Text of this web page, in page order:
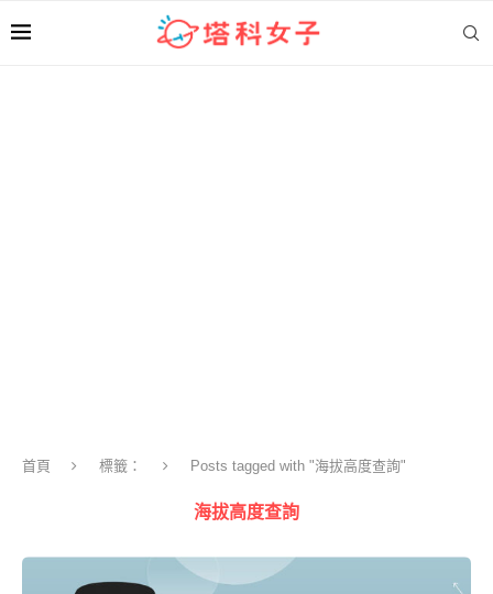
首頁 標籤： Posts tagged with "海拔高度查詢"
海拔高度查詢